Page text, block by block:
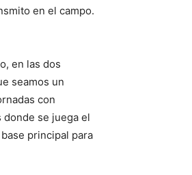
en el campo.
en las dos
seamos un
con
se juega el
principal para